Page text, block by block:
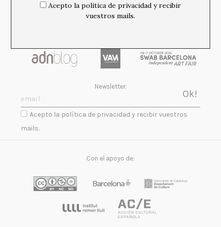
Newsletter:
Acepto la política de privacidad y recibir vuestros
mails.
Con el apoyo de:
Acepto la política de privacidad y recibir
vuestros mails.